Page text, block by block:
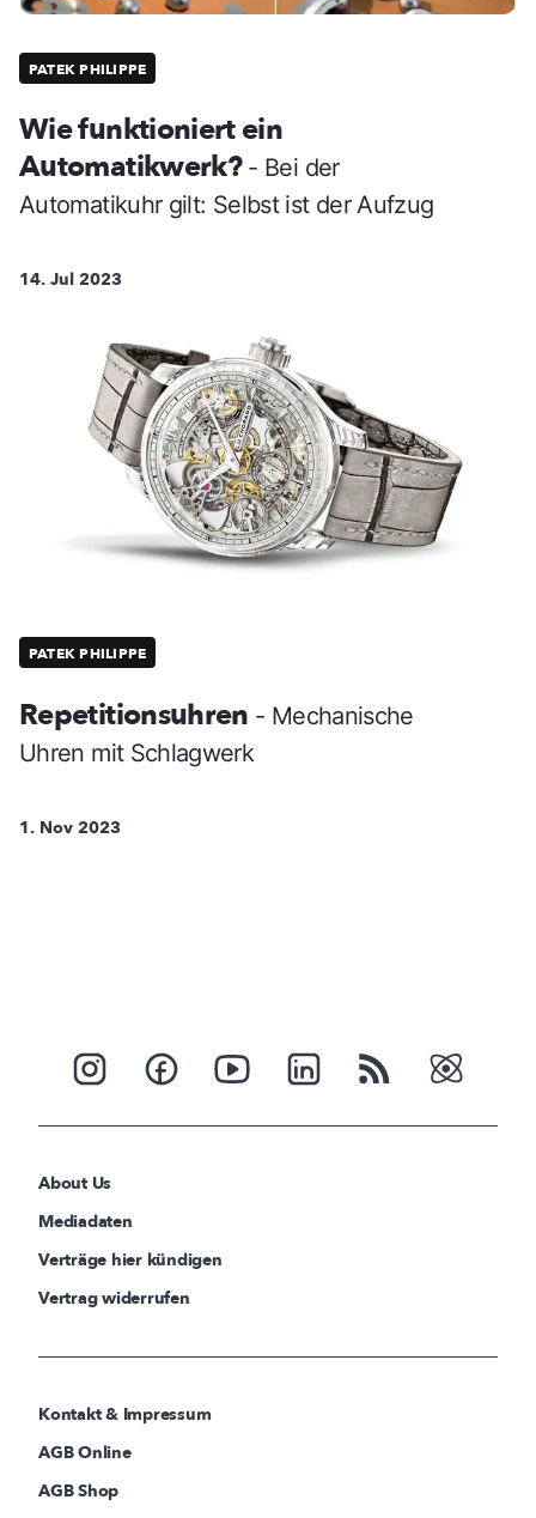
PATEK PHILIPPE
Wie funktioniert ein
Automatikwerk? - Bei der
Automatikuhr gilt: Selbst ist der Aufzug
14. Jul 2023
PATEK PHILIPPE
Repetitionsuhren - Mechanische
Uhren mit Schlagwerk
1. Nov 2023
About Us
Mediadaten
Verträge hier kündigen
Vertrag widerrufen
Kontakt & Impressum
AGB Online
AGB Shop